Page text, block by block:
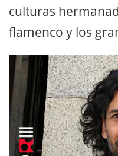
culturas
flamenco y los